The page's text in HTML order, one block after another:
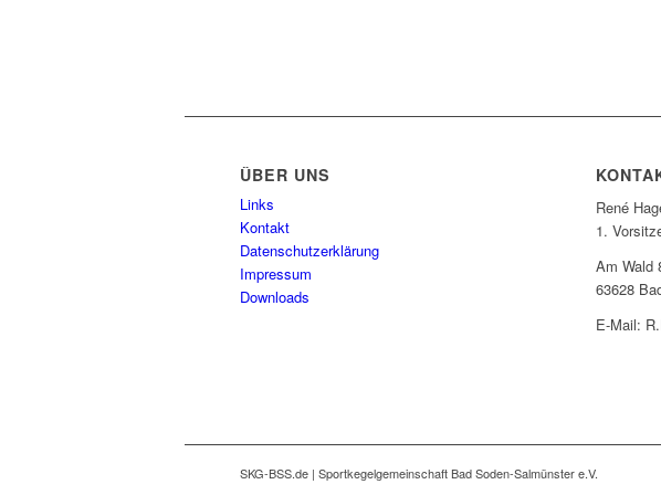
ÜBER UNS
Links
Kontakt
Datenschutzerklärung
Impressum
Downloads
René
1.
Am Wald
63628
E-Mail:
SKG-BSS.de | Sportkegelgemeinschaft Bad Soden-Salmünster e.V.